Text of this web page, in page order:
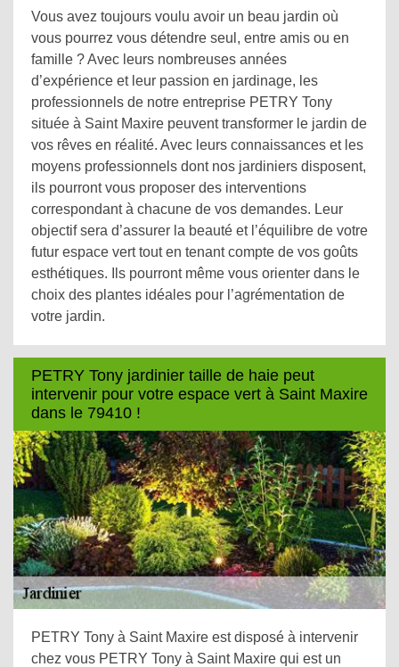
Vous avez toujours voulu avoir un beau jardin où
vous pourrez vous détendre seul, entre amis ou en
famille ? Avec leurs nombreuses années
d’expérience et leur passion en jardinage, les
professionnels de notre entreprise PETRY Tony
située à Saint Maxire peuvent transformer le jardin de
vos rêves en réalité. Avec leurs connaissances et les
moyens professionnels dont nos jardiniers disposent,
ils pourront vous proposer des interventions
correspondant à chacune de vos demandes. Leur
objectif sera d’assurer la beauté et l’équilibre de votre
futur espace vert tout en tenant compte de vos goûts
esthétiques. Ils pourront même vous orienter dans le
choix des plantes idéales pour l’agrémentation de
votre jardin.
PETRY Tony jardinier taille de haie peut
intervenir pour votre espace vert à Saint Maxire
dans le 79410 !
PETRY Tony à Saint Maxire est disposé à intervenir
chez vous PETRY Tony à Saint Maxire qui est un